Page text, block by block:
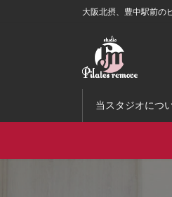
ッ
移
大阪北摂、豊中駅前の
当スタジオにつ